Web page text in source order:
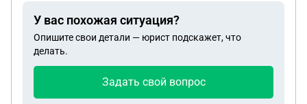
У вас похожая ситуация?
Опишите свои детали — юрист подскажет, что
делать.
Задать свой вопрос